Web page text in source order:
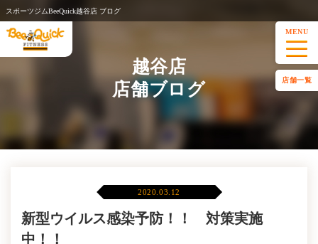
スポーツジムBeeQuick越谷店 ブログ
MENU
店舗一覧
越谷店
店舗ブログ
2020.03.12
新型ウイルス感染予防！！ 対策実施
中！！